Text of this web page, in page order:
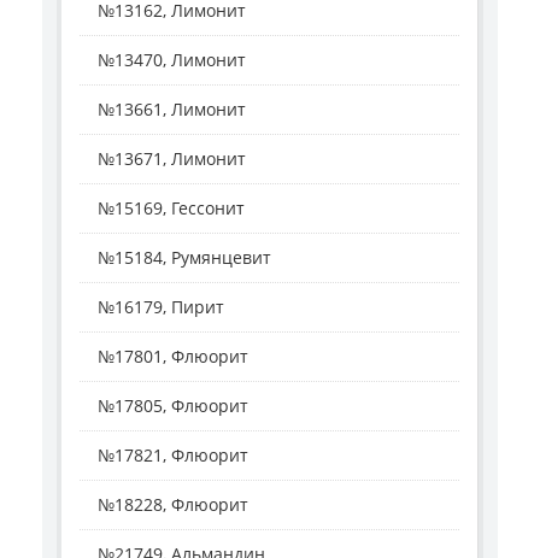
№13162, Лимонит
№13470, Лимонит
№13661, Лимонит
№13671, Лимонит
№15169, Гессонит
№15184, Румянцевит
№16179, Пирит
№17801, Флюорит
№17805, Флюорит
№17821, Флюорит
№18228, Флюорит